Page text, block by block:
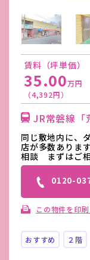
賃料（坪単価）
35.00万円
（4,392円）
JR常磐線「
同じ敷地内に、
店が多数ありま
相談 まずはご相
0120-
この物件を印刷
おすすめ ２階